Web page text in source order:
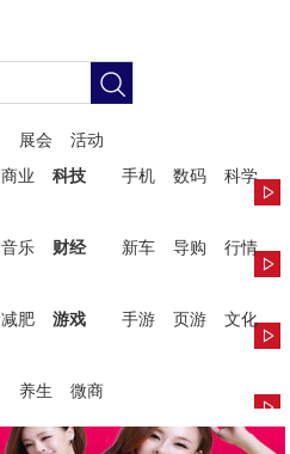
展会
活动
商业 科技 手机 数码
科学
音乐 财经 新车 导购
行情
减肥 游戏 手游 页游
文化
养生 微商